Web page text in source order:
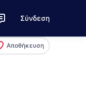
Σύνδεση
Αποθήκευση